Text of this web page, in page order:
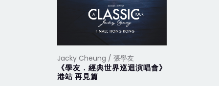
Jacky Cheung / 張學友
《學友．經典世界巡迴演唱會》香
港站 再見篇